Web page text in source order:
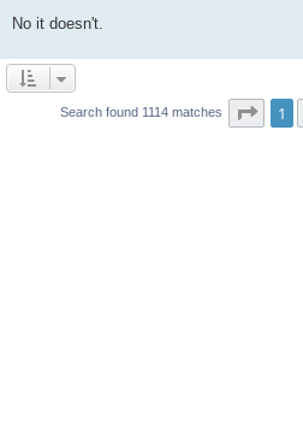
No it doesn't.
Search found 1114 matches Page
1